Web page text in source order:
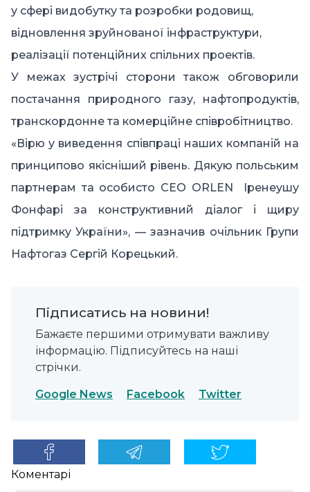
у сфері видобутку та розробки родовищ,
відновлення зруйнованої інфраструктури,
реалізації потенційних спільних проектів.
У межах зустрічі сторони також обговорили
постачання природного газу, нафтопродуктів,
транскордонне та комерційне співробітництво.
«Вірю у виведення співпраці наших компаній на
принципово якісніший рівень. Дякую польським
партнерам та особисто CEO ORLEN Іренеушу
Фонфарі за конструктивний діалог і щиру
підтримку України», — зазначив очільник Групи
Нафтогаз Сергій Корецький.
Підписатись на новини!
Бажаєте першими отримувати важливу
інформацію. Підписуйтесь на наші
стрічки.
Google News Facebook Twitter
Коментарі